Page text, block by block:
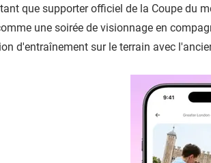
que supporter officiel de la Coupe du
une soirée de visionnage en
d'entraînement sur le terrain avec